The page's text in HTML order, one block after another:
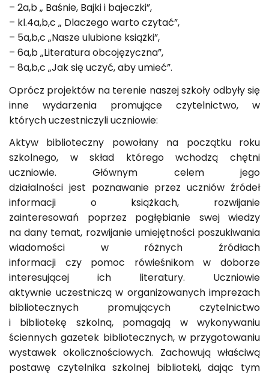
– 2a,b „ Baśnie, Bajki i bajeczki”,
– kl.4a,b,c „ Dlaczego warto czytać”,
– 5a,b,c „Nasze ulubione książki”,
– 6a,b „Literatura obcojęzyczna”,
– 8a,b,c „Jak się uczyć, aby umieć”.
Oprócz projektów na terenie naszej szkoły odbyły się
inne wydarzenia promujące czytelnictwo, w
których uczestniczyli uczniowie:
Aktyw biblioteczny powołany na początku roku
szkolnego, w skład którego wchodzą chętni
uczniowie. Głównym celem jego
działalności jest poznawanie przez uczniów źródeł
informacji o książkach, rozwijanie
zainteresowań poprzez pogłębianie swej wiedzy
na dany temat, rozwijanie umiejętności poszukiwania
wiadomości w różnych źródłach
informacji czy pomoc rówieśnikom w doborze
interesującej ich literatury. Uczniowie
aktywnie uczestniczą w organizowanych imprezach
bibliotecznych promujących czytelnictwo
i bibliotekę szkolną, pomagają w wykonywaniu
ściennych gazetek bibliotecznych, w przygotowaniu
wystawek okolicznościowych. Zachowują właściwą
postawę czytelnika szkolnej biblioteki, dając tym